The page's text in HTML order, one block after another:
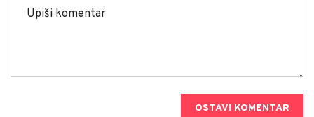
OSTAVI KOMENTAR